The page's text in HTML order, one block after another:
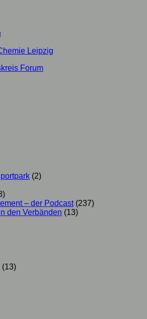
Leipzig
Forum
(2)
– der Podcast(237)
den Verbänden (13)
(13)